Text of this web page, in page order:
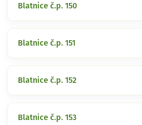
Blatnice č.p. 150
Blatnice č.p. 151
Blatnice č.p. 152
Blatnice č.p. 153